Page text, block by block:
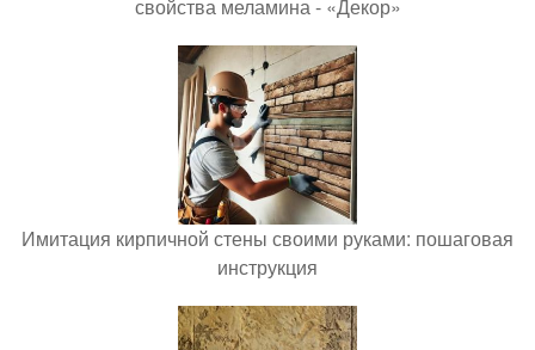
свойства меламина - «Декор»
Имитация кирпичной стены своими руками: пошаговая
инструкция